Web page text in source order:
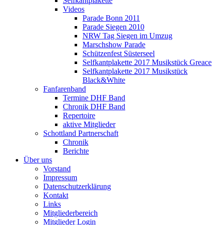
Videos
Parade Bonn 2011
Parade Siegen 2010
NRW Tag Siegen im Umzug
Marschshow Parade
Schützenfest Süsterseel
Selfkantplakette 2017 Musikstück Greace
Selfkantplakette 2017 Musikstück
Black&White
Fanfarenband
Termine DHF Band
Chronik DHF Band
Repertoire
aktive Mitglieder
Schottland Partnerschaft
Chronik
Berichte
Über uns
Vorstand
Impressum
Datenschutzerklärung
Kontakt
Links
Mitgliederbereich
Mitglieder Login